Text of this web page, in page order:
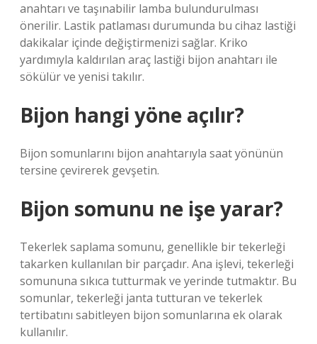
anahtarı ve taşınabilir lamba bulundurulması
önerilir. Lastik patlaması durumunda bu cihaz lastiği
dakikalar içinde değiştirmenizi sağlar. Kriko
yardımıyla kaldırılan araç lastiği bijon anahtarı ile
sökülür ve yenisi takılır.
Bijon hangi yöne açılır?
Bijon somunlarını bijon anahtarıyla saat yönünün
tersine çevirerek gevşetin.
Bijon somunu ne işe yarar?
Tekerlek saplama somunu, genellikle bir tekerleği
takarken kullanılan bir parçadır. Ana işlevi, tekerleği
somununa sıkıca tutturmak ve yerinde tutmaktır. Bu
somunlar, tekerleği janta tutturan ve tekerlek
tertibatını sabitleyen bijon somunlarına ek olarak
kullanılır.